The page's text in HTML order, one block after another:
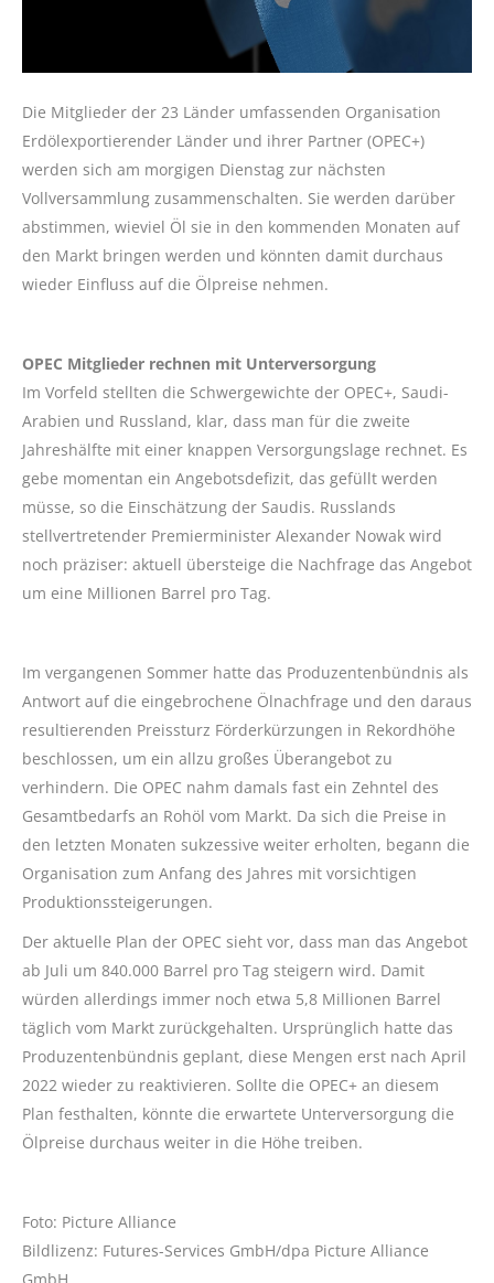
Die Mitglieder der 23 Länder umfassenden Organisation
Erdölexportierender Länder und ihrer Partner (OPEC+)
werden sich am morgigen Dienstag zur nächsten
Vollversammlung zusammenschalten. Sie werden darüber
abstimmen, wieviel Öl sie in den kommenden Monaten auf
den Markt bringen werden und könnten damit durchaus
wieder Einfluss auf die Ölpreise nehmen.
OPEC Mitglieder rechnen mit Unterversorgung
Im Vorfeld stellten die Schwergewichte der OPEC+, Saudi-
Arabien und Russland, klar, dass man für die zweite
Jahreshälfte mit einer knappen Versorgungslage rechnet. Es
gebe momentan ein Angebotsdefizit, das gefüllt werden
müsse, so die Einschätzung der Saudis. Russlands
stellvertretender Premierminister Alexander Nowak wird
noch präziser: aktuell übersteige die Nachfrage das Angebot
um eine Millionen Barrel pro Tag.
Im vergangenen Sommer hatte das Produzentenbündnis als
Antwort auf die eingebrochene Ölnachfrage und den daraus
resultierenden Preissturz Förderkürzungen in Rekordhöhe
beschlossen, um ein allzu großes Überangebot zu
verhindern. Die OPEC nahm damals fast ein Zehntel des
Gesamtbedarfs an Rohöl vom Markt. Da sich die Preise in
den letzten Monaten sukzessive weiter erholten, begann die
Organisation zum Anfang des Jahres mit vorsichtigen
Produktionssteigerungen.
Der aktuelle Plan der OPEC sieht vor, dass man das Angebot
ab Juli um 840.000 Barrel pro Tag steigern wird. Damit
würden allerdings immer noch etwa 5,8 Millionen Barrel
täglich vom Markt zurückgehalten. Ursprünglich hatte das
Produzentenbündnis geplant, diese Mengen erst nach April
2022 wieder zu reaktivieren. Sollte die OPEC+ an diesem
Plan festhalten, könnte die erwartete Unterversorgung die
Ölpreise durchaus weiter in die Höhe treiben.
Foto: Picture Alliance
Bildlizenz: Futures-Services GmbH/dpa Picture Alliance